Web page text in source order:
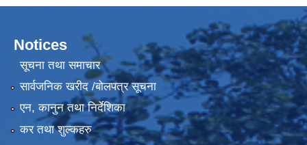
Notices
सूचना तथा समाचार
सार्वजनिक खरीद /बोलपत्र सूचना
एन, कानुन तथा निर्देशिका
कर तथा शुल्कहरु